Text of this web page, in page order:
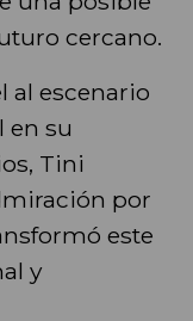
cercano.
al escenario
en su
Tini
por
este
y